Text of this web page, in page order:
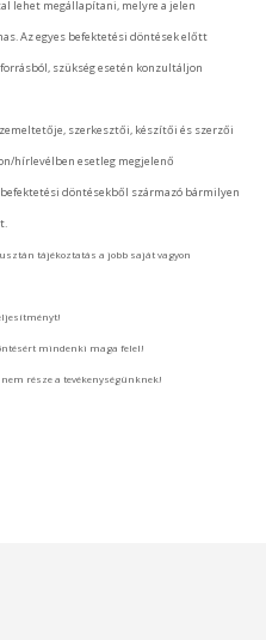
lehet megállapítani, melyre a jelen
Az egyes befektetési döntések előtt
szükség esetén konzultáljon
szerkesztői, készítői és szerzői
hírlevélben esetleg megjelenő
döntésekből származó bármilyen
tájékoztatás a jobb saját vagyon
mindenki maga felel!
része a tevékenységünknek!